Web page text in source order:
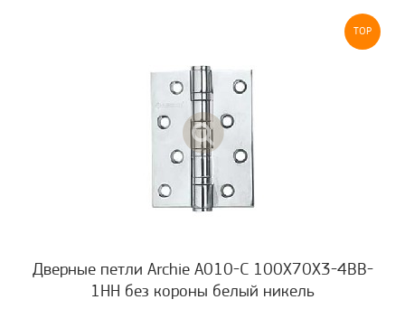
TOP
Дверные петли Archie A010-C 100X70X3-4BB-
1HH без короны белый никель